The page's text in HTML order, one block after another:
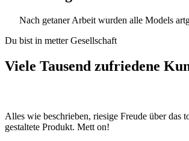
Nach getaner Arbeit wurden alle Models
Du bist in metter Gesellschaft
Viele Tausend zufriedene
Alles wie beschrieben, riesige Freude über das
gestaltete Produkt. Mett on!